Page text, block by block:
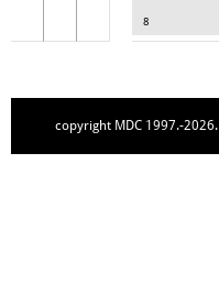
8
copyright MDC 1997.-2026.